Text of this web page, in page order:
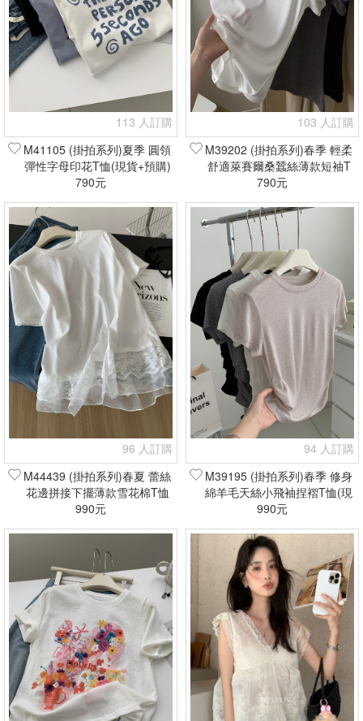
113 人訂購
M41105 (掛拍系列)夏季 圓領
彈性字母印花T恤(現貨+預購)
790元
103 人訂購
M39202 (掛拍系列)春季 輕柔
舒適萊賽爾桑蠶絲薄款短袖T
恤(現貨+預購)
790元
96 人訂購
M44439 (掛拍系列)春夏 蕾絲
花邊拼接下擺薄款雪花棉T恤
(現貨+預購)
990元
94 人訂購
M39195 (掛拍系列)春季 修身
綿羊毛天絲小飛袖捏褶T恤(現
貨+預購)
990元